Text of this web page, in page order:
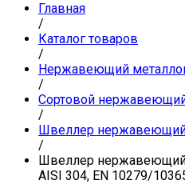
Главная
/
Каталог товаров
/
Нержавеющий
/
Сортовой
/
Швеллер
/
Швеллер нержавеющий
AISI 304, EN 10279/